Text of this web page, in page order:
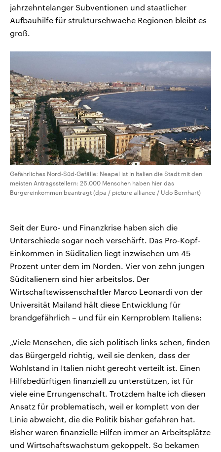
jahrzehntelanger Subventionen und staatlicher
Aufbauhilfe für strukturschwache Regionen bleibt es
groß.
Gefährliches Nord-Süd-Gefälle: Neapel ist in Italien die Stadt mit den
meisten Antragsstellern: 26.000 Menschen haben hier das
Bürgereinkommen beantragt (dpa / picture alliance / Udo Bernhart)
Seit der Euro- und Finanzkrise haben sich die
Unterschiede sogar noch verschärft. Das Pro-Kopf-
Einkommen in Süditalien liegt inzwischen um 45
Prozent unter dem im Norden. Vier von zehn jungen
Süditalienern sind hier arbeitslos. Der
Wirtschaftswissenschaftler Marco Leonardi von der
Universität Mailand hält diese Entwicklung für
brandgefährlich – und für ein Kernproblem Italiens:
„Viele Menschen, die sich politisch links sehen, finden
das Bürgergeld richtig, weil sie denken, dass der
Wohlstand in Italien nicht gerecht verteilt ist. Einen
Hilfsbedürftigen finanziell zu unterstützen, ist für
viele eine Errungenschaft. Trotzdem halte ich diesen
Ansatz für problematisch, weil er komplett von der
Linie abweicht, die die Politik bisher gefahren hat.
Bisher waren finanzielle Hilfen immer an Arbeitsplätze
und Wirtschaftswachstum gekoppelt. So bekamen